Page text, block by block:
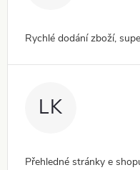
Rychlé dodání zboží,
LK
Přehledné stránky e